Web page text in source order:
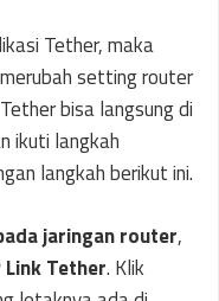
Tether, maka
setting router
bisa langsung di
ikuti langkah
langkah berikut ini.
jaringan router,
Link Tether. Klik